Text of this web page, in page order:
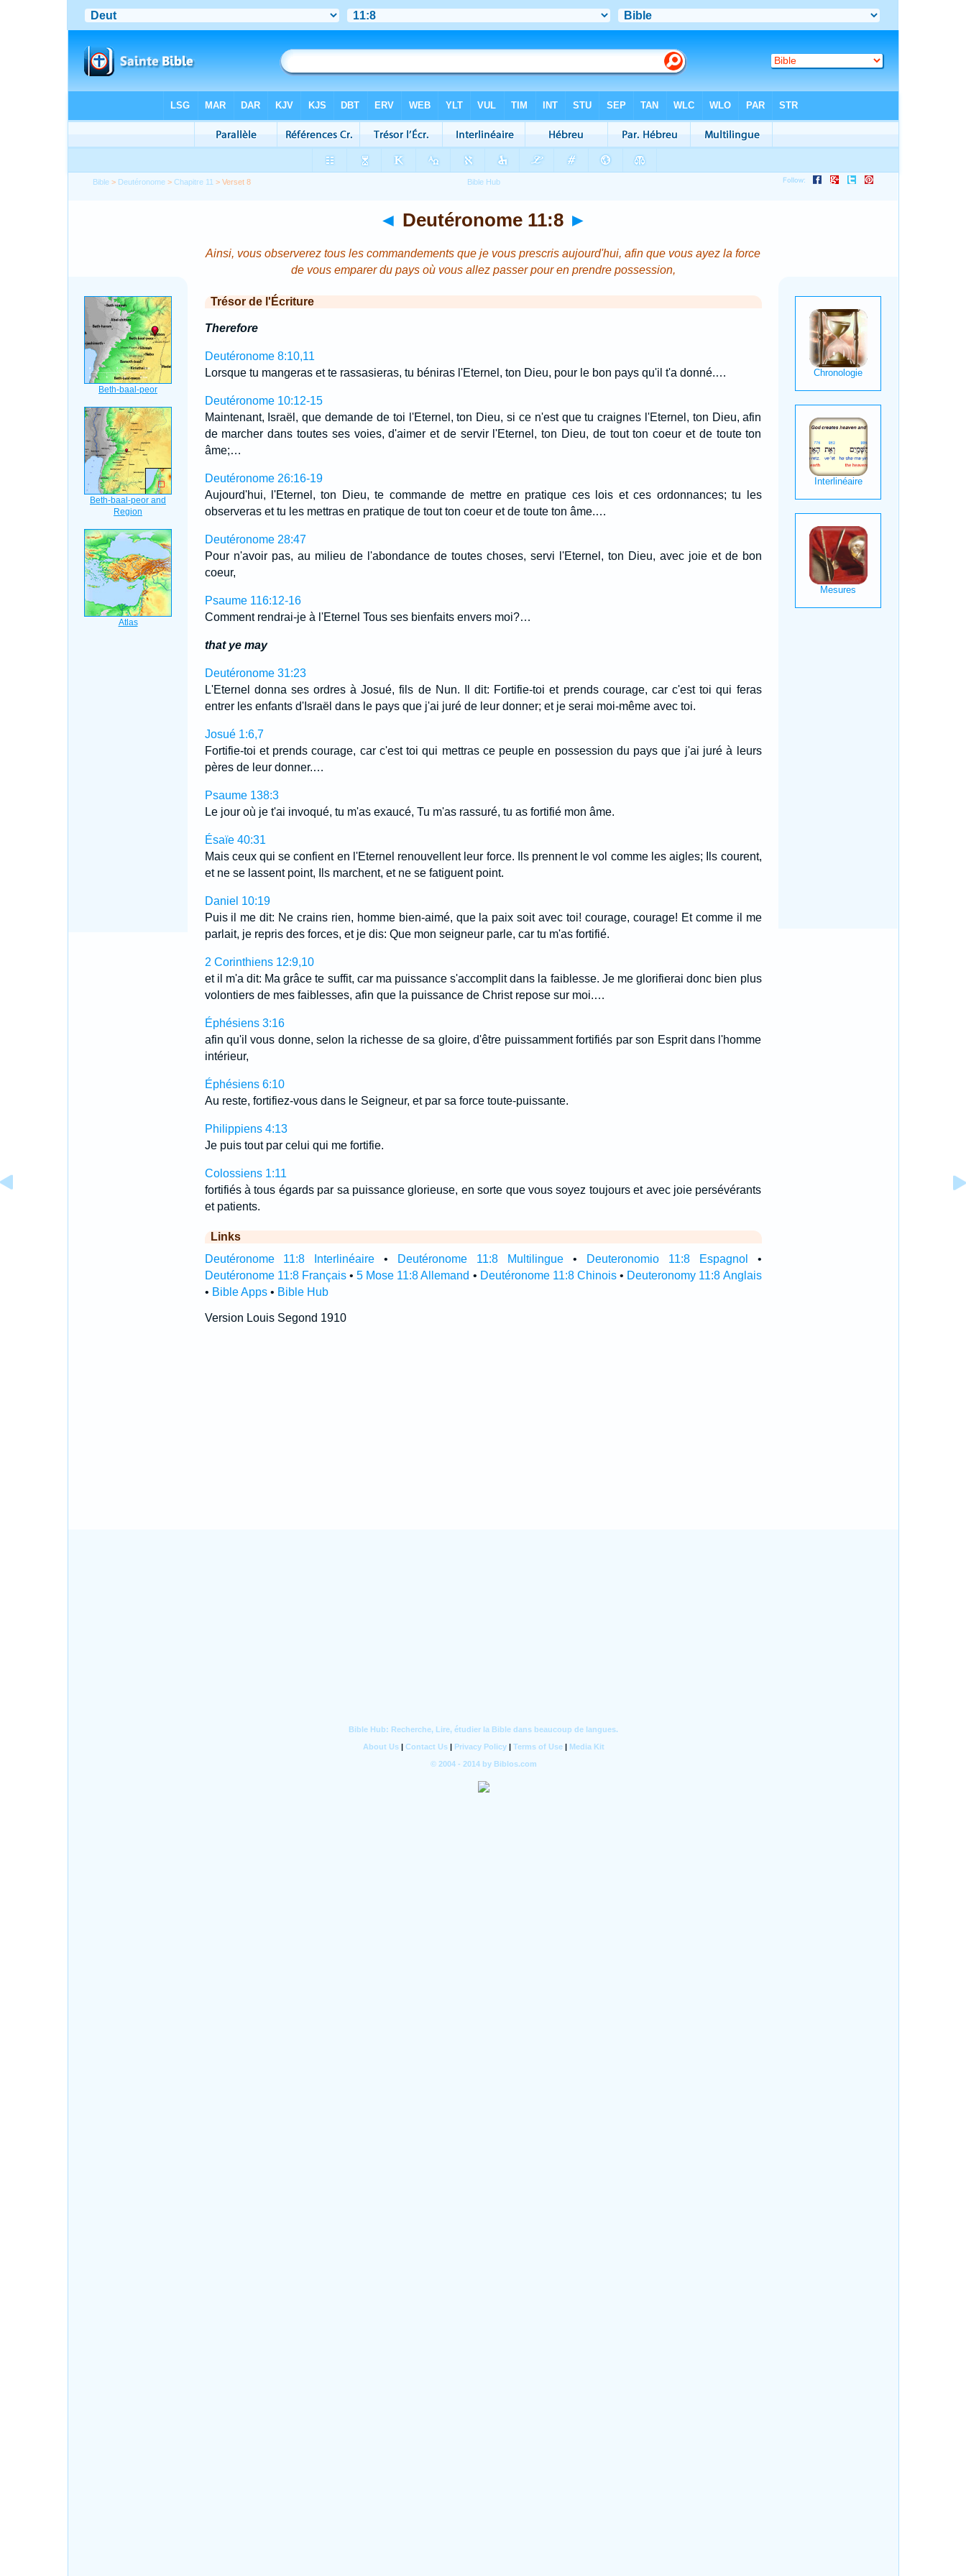
Bible > Deutéronome >Chapitre 11 > Verset 8
◄ Deutéronome 11:8 ►
Ainsi, vous observerez tous les commandements que je vous prescris aujourd'hui, afin que vous ayez la force
de vous emparer du pays où vous allez passer pour en prendre possession,
Trésor de l'Écriture
Therefore
Deutéronome 8:10,11
Lorsque tu mangeras et te rassasieras, tu béniras l'Eternel, ton Dieu, pour le bon pays qu'il t'a donné.…
Deutéronome 10:12-15
Maintenant, Israël, que demande de toi l'Eternel, ton Dieu, si ce n'est que tu craignes l'Eternel, ton Dieu, afin
de marcher dans toutes ses voies, d'aimer et de servir l'Eternel, ton Dieu, de tout ton coeur et de toute ton
âme;…
Deutéronome 26:16-19
Aujourd'hui, l'Eternel, ton Dieu, te commande de mettre en pratique ces lois et ces ordonnances; tu les
observeras et tu les mettras en pratique de tout ton coeur et de toute ton âme.…
Deutéronome 28:47
Pour n'avoir pas, au milieu de l'abondance de toutes choses, servi l'Eternel, ton Dieu, avec joie et de bon
coeur,
Psaume 116:12-16
Comment rendrai-je à l'Eternel Tous ses bienfaits envers moi?…
that ye may
Deutéronome 31:23
L'Eternel donna ses ordres à Josué, fils de Nun. Il dit: Fortifie-toi et prends courage, car c'est toi qui feras
entrer les enfants d'Israël dans le pays que j'ai juré de leur donner; et je serai moi-même avec toi.
Josué 1:6,7
Fortifie-toi et prends courage, car c'est toi qui mettras ce peuple en possession du pays que j'ai juré à leurs
pères de leur donner.…
Psaume 138:3
Le jour où je t'ai invoqué, tu m'as exaucé, Tu m'as rassuré, tu as fortifié mon âme.
Ésaïe 40:31
Mais ceux qui se confient en l'Eternel renouvellent leur force. Ils prennent le vol comme les aigles; Ils courent,
et ne se lassent point, Ils marchent, et ne se fatiguent point.
Daniel 10:19
Puis il me dit: Ne crains rien, homme bien-aimé, que la paix soit avec toi! courage, courage! Et comme il me
parlait, je repris des forces, et je dis: Que mon seigneur parle, car tu m'as fortifié.
2 Corinthiens 12:9,10
et il m'a dit: Ma grâce te suffit, car ma puissance s'accomplit dans la faiblesse. Je me glorifierai donc bien plus
volontiers de mes faiblesses, afin que la puissance de Christ repose sur moi.…
Éphésiens 3:16
afin qu'il vous donne, selon la richesse de sa gloire, d'être puissamment fortifiés par son Esprit dans l'homme
intérieur,
Éphésiens 6:10
Au reste, fortifiez-vous dans le Seigneur, et par sa force toute-puissante.
Philippiens 4:13
Je puis tout par celui qui me fortifie.
Colossiens 1:11
fortifiés à tous égards par sa puissance glorieuse, en sorte que vous soyez toujours et avec joie persévérants
et patients.
Links
Deutéronome 11:8 Interlinéaire • Deutéronome 11:8 Multilingue• Deuteronomio 11:8 Espagnol
•
Deutéronome 11:8 Français•5 Mose 11:8 Allemand • Deutéronome 11:8 Chinois • Deuteronomy 11:8 Anglais
• Bible Apps• Bible Hub
Version Louis Segond 1910